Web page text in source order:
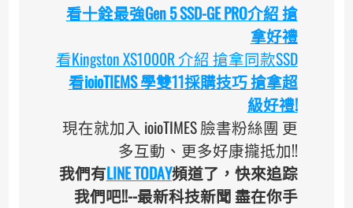
看十銓最強Gen 5 SSD-GE PRO介紹 搶
拿好禮
看Kingston XS1000R 介紹 搶拿同款SSD
看ioioTIEMS 學雙11採購技巧 搶拿超
級好禮!
現在就加入 ioioTIMES 臉書粉絲團 更
多互動、更多好康攏抵加!!
我們有LINE TODAY頻道了，快來追踪
我們吧!!--最新科技新聞 盡在你手